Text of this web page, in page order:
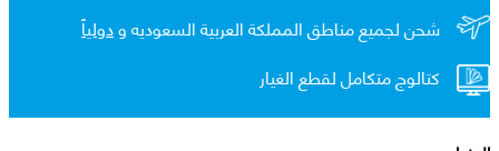
شحن لجميع مناطق المملكة العربية السعوديه ودولياً
كتالوج متكامل لقطع الغيار